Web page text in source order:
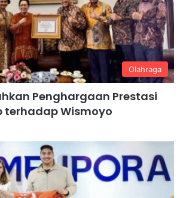
Olahraga
Penghargaan Prestasi
terhadap Wismoyo